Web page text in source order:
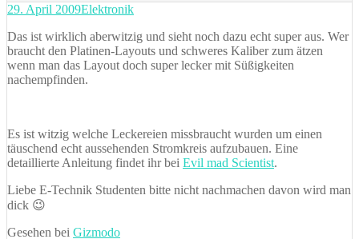
Posted
29. April 2009Categories
Elektronik
Das ist wirklich aberwitzig und sieht noch dazu echt super aus. Wer
braucht den Platinen-Layouts und schweres Kaliber zum ätzen
wenn man das Layout doch super lecker mit Süßigkeiten
nachempfinden.
Es ist witzig welche Leckereien missbraucht wurden um einen
täuschend echt aussehenden Stromkreis aufzubauen. Eine
detaillierte Anleitung findet ihr bei Evil mad Scientist.
Liebe E-Technik Studenten bitte nicht nachmachen davon wird man
dick 😉
Gesehen bei Gizmodo